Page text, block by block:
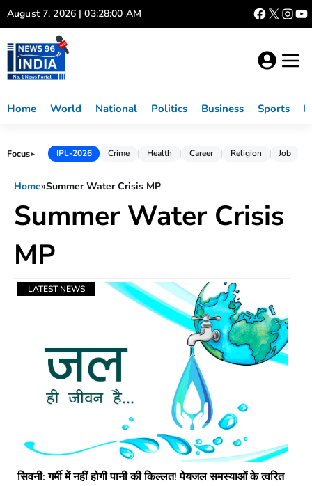
Skip
to
content
August 7, 2026 | 03:28:00 AM
Home World National Politics Business Sports
Focus► IPL-2026 Crime Health Career Religion Job
Home»Summer Water Crisis MP
Summer Water Crisis
MP
LATEST NEWS
सिवनी: गर्मी में नहीं होगी पानी की किल्लत! पेयजल समस्याओं के त्वरित